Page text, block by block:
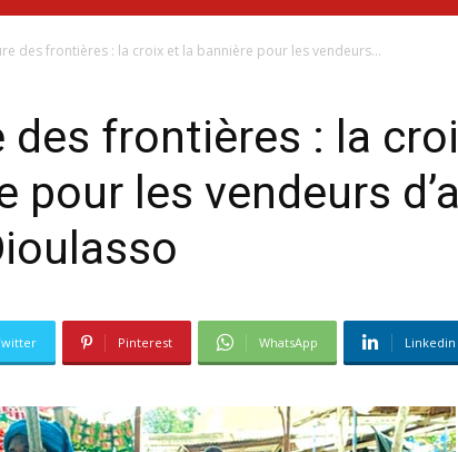
des frontières : la croix et la bannière pour les vendeurs...
des frontières : la
pour les vendeurs
Pinterest WhatsApp Linkedin